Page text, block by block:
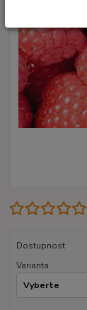
Dostupnost
Varianta